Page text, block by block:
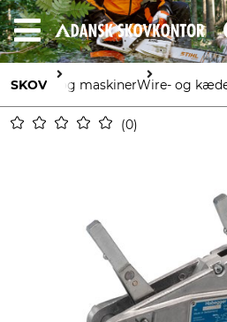
SKOV
Enheder og maskinerWire- og
0